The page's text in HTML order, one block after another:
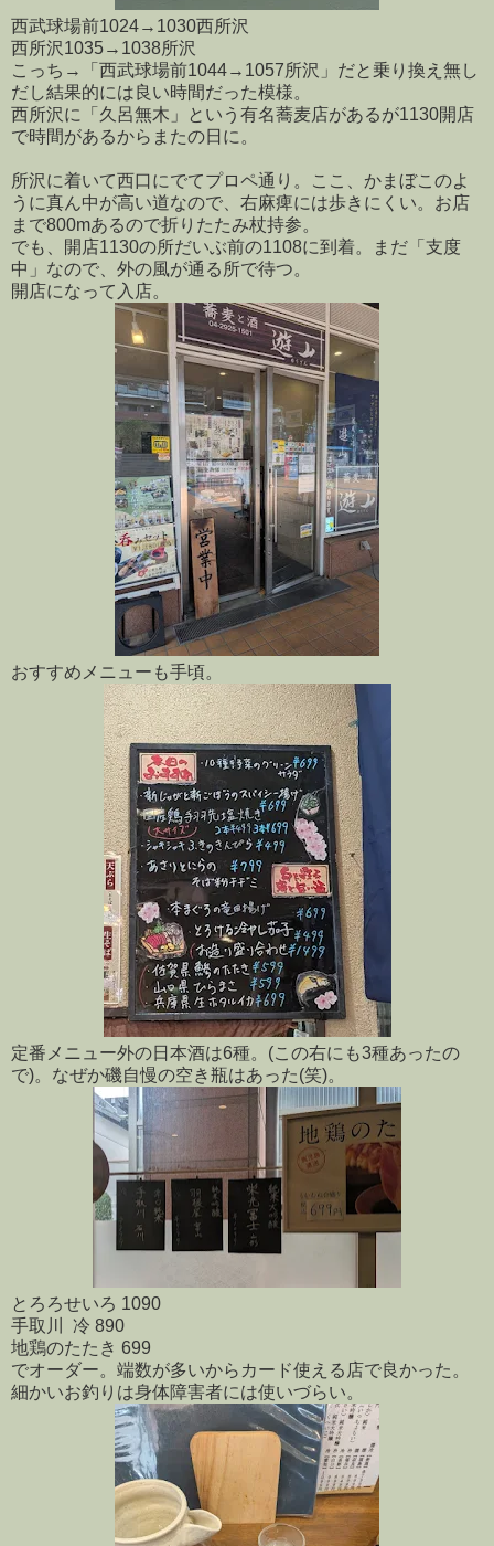
西武球場前1024→1030西所沢
西所沢1035→1038所沢
こっち→「西武球場前1044→1057所沢」だと乗り換え無し
だし結果的には良い時間だった模様。
西所沢に「久呂無木」という有名蕎麦店があるが1130開店
で時間があるからまたの日に。
所沢に着いて西口にでてプロペ通り。ここ、かまぼこのよ
うに真ん中が高い道なので、右麻痺には歩きにくい。お店
まで800mあるので折りたたみ杖持参。
でも、開店1130の所だいぶ前の1108に到着。まだ「支度
中」なので、外の風が通る所で待つ。
開店になって入店。
おすすめメニューも手頃。
定番メニュー外の日本酒は6種。(この右にも3種あったの
で)。なぜか磯自慢の空き瓶はあった(笑)。
とろろせいろ 1090
手取川 冷 890
地鶏のたたき 699
でオーダー。端数が多いからカード使える店で良かった。
細かいお釣りは身体障害者には使いづらい。